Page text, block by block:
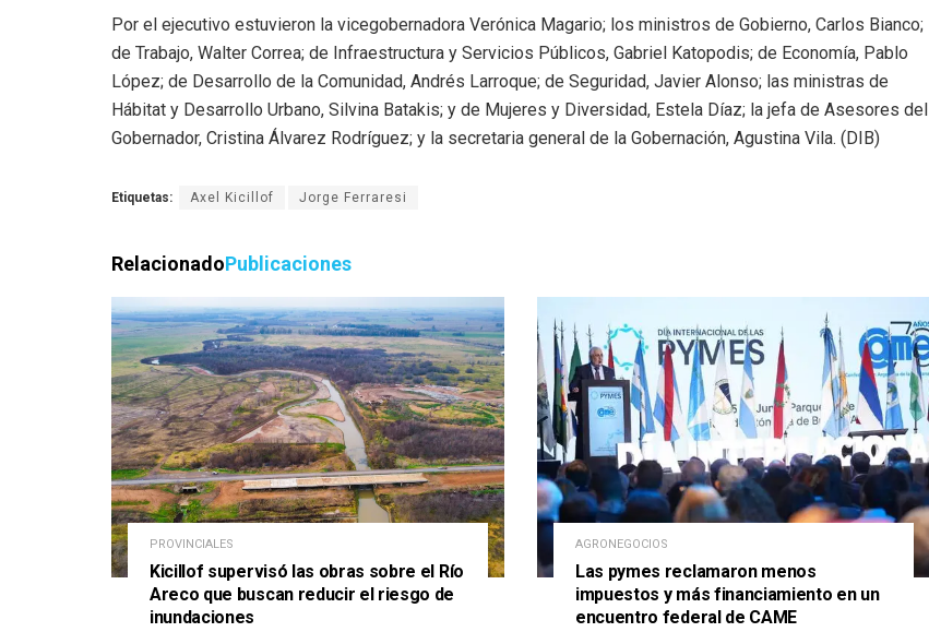
Por el ejecutivo estuvieron la vicegobernadora Verónica Magario; los ministros de Gobierno, Carlos Bianco;
de Trabajo, Walter Correa; de Infraestructura y Servicios Públicos, Gabriel Katopodis; de Economía, Pablo
López; de Desarrollo de la Comunidad, Andrés Larroque; de Seguridad, Javier Alonso; las ministras de
Hábitat y Desarrollo Urbano, Silvina Batakis; y de Mujeres y Diversidad, Estela Díaz; la jefa de Asesores del
Gobernador, Cristina Álvarez Rodríguez; y la secretaria general de la Gobernación, Agustina Vila. (DIB)
Etiquetas: Axel Kicillof Jorge Ferraresi
RelacionadoPublicaciones
PROVINCIALES
Kicillof supervisó las obras sobre el Río
Areco que buscan reducir el riesgo de
inundaciones
AGRONEGOCIOS
Las pymes reclamaron menos
impuestos y más financiamiento en un
encuentro federal de CAME